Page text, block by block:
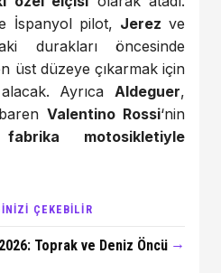
İspanyol pilot, Jerez ve
durakları öncesinde
üst düzeye çıkarmak için
Ayrıca Aldeguer,
Valentino Rossi‘nin
fabrika motosikletiyle
ÇEKEBİLİR
Toprak ve Deniz Öncü →